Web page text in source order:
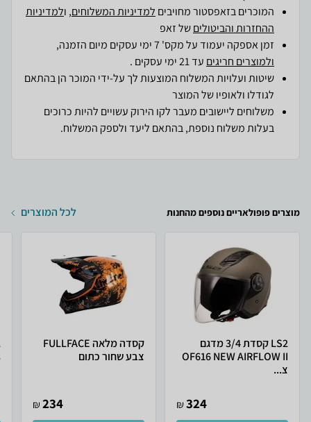
המוכרים בזאפסטור מחויבים למדיניות המשלוחים, ולמדיניות
ההחזרות והביטוליםשל זאפ
זמן אספקה יעמוד על מקס' 7 ימי עסקים מיום הזמנה,
ולמוצרים חריגים עד 21 ימי עסקים .
שיטות ועלויות המשלוח המוצעות לך על-ידי המוכר הן בהתאם
לגודלו ולאופיו של המוצר
משלוחים ליישובים מעבר לקו הירוק עשויים להיות כרוכים
בעלות משלוח נוספת, בהתאם ליעד ולספק המשלוח.
מוצרים פופולאריים נוספים מהחנות לכל המוצרים
LS2 קסדת 3/4 מדגם
OF616 NEW AIRFLOW II
צ...
324
₪
קסדה מלאה FULLFACE
צבע שחור כתום
234
₪